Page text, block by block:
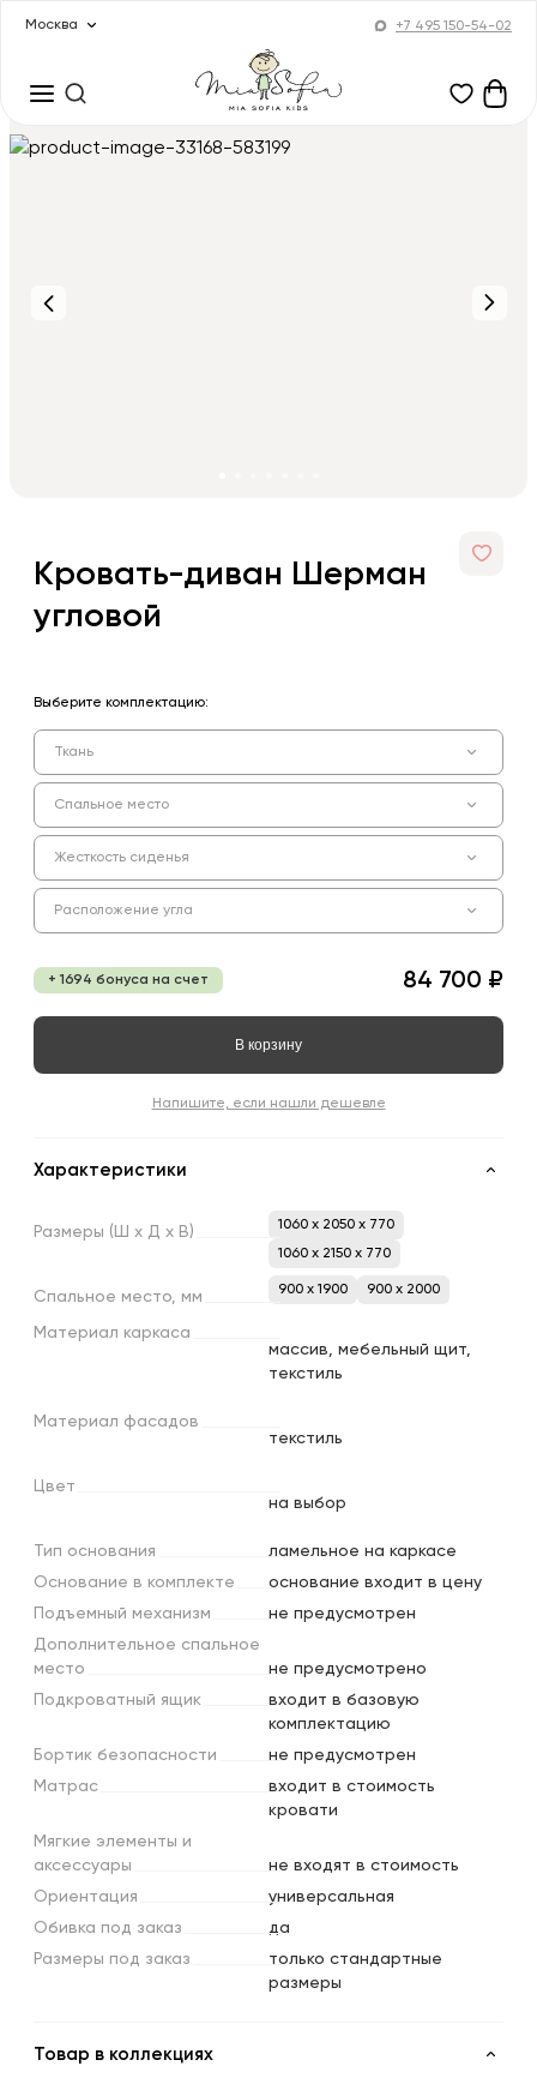
Москва +7 495 150-54-02
Кровать-диван Шерман
угловой
Выберите комплектацию:
Ткань
Спальное место
Жесткость сиденья
Расположение угла
+ 1694 бонуса на счет 84 700 ₽
В корзину
Напишите, если нашли дешевле
Характеристики
Размеры (Ш х Д х В)
1060 x 2050 x 770
1060 x 2150 x 770
Спальное место, мм 900 х 1900 900 х 2000
Материал каркаса
массив, мебельный щит,
текстиль
Материал фасадов
текстиль
Цвет
на выбор
Тип основания
ламельное на каркасе
Основание в комплекте
основание входит в цену
Подъемный механизм
не предусмотрен
Дополнительное спальное
место
не предусмотрено
Подкроватный ящик
входит в базовую
комплектацию
Бортик безопасности
не предусмотрен
Матрас
входит в стоимость
кровати
Мягкие элементы и
аксессуары
не входят в стоимость
Ориентация
универсальная
Обивка под заказ
да
Размеры под заказ
только стандартные
размеры
Товар в коллекциях